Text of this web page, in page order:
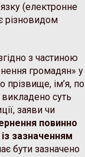
(електронне
різновидом
з частиною
громадян» у
прізвище, ім’я, по
суть
заяви чи
повинно
зазначенням
бути зазначено